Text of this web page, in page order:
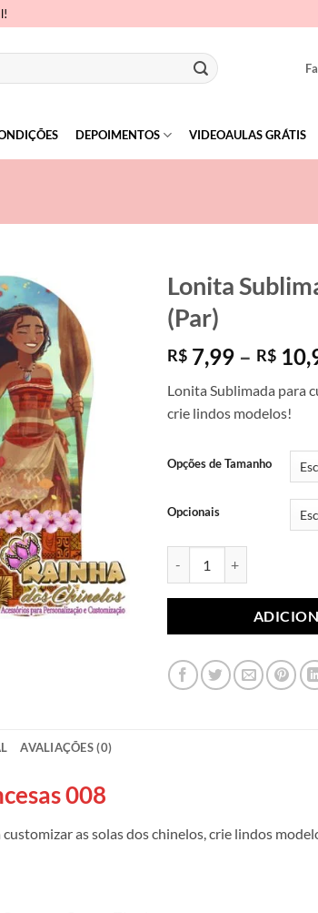
DEPOIMENTOS VIDEOAULAS GRÁTIS
Lonita
(Par)
R$7,99 – R$
Lonita Sublimada para
crie lindos modelos!
Opções de Tamanho
Opcionais
AVALIAÇÕES (0)
008
as solas dos chinelos, crie lindos